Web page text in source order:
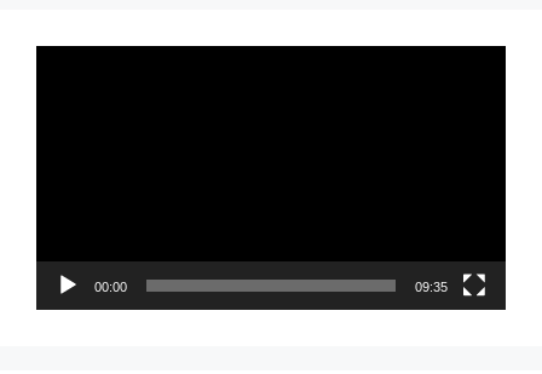
00:00 09:35